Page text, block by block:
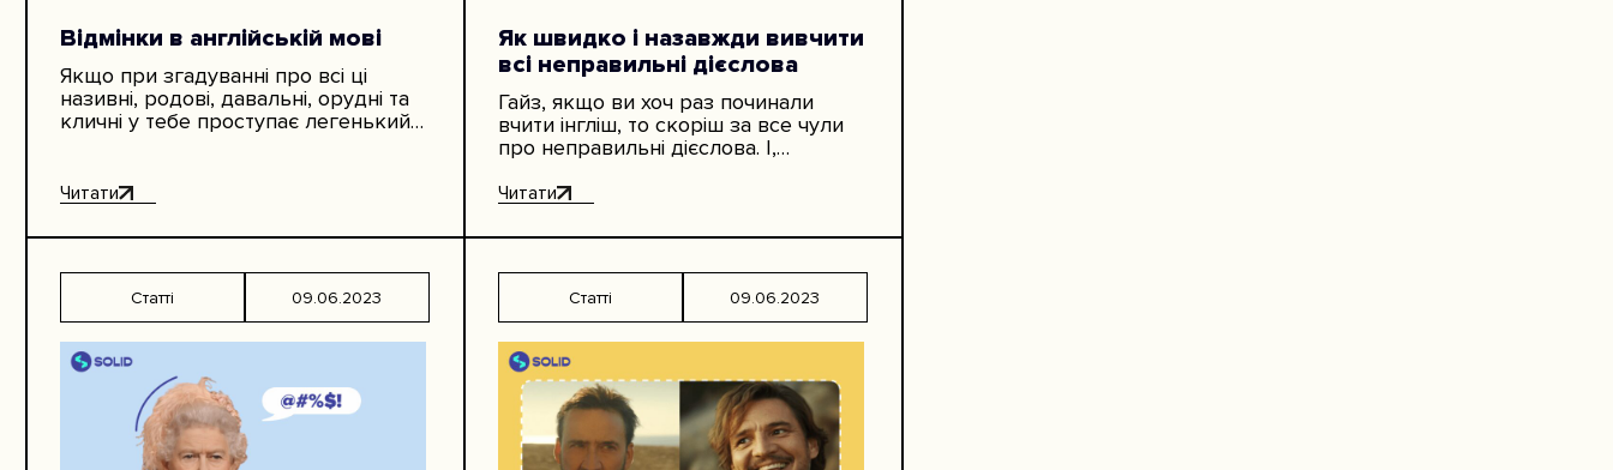
Відмінки в англійській мові
Якщо при згадуванні про всі ці
називні, родові, давальні, орудні та
кличні у тебе проступає легенький
Читати
Як швидко і назавжди вивчити
всі неправильні дієслова
Гайз, якщо ви хоч раз починали
вчити інгліш, то скоріш за все чули
про неправильні дієслова. І,
вивчити. На зв’язку Анастасія…
Читати
Статті 09.06.2023 Статті 09.06.2023